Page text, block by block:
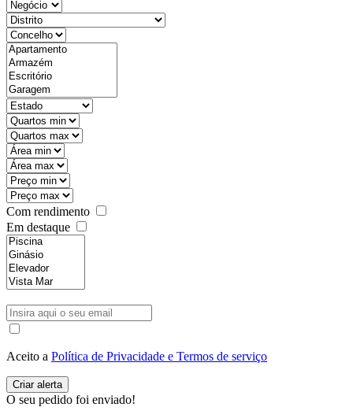
Com rendimento
Em destaque
Aceito a Política de Privacidade e Termos de serviço
O seu pedido foi enviado!